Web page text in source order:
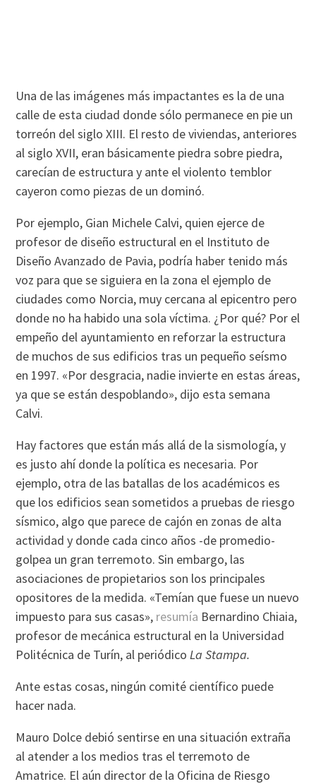
Una de las imágenes más impactantes es la de una
calle de esta ciudad donde sólo permanece en pie un
torreón del siglo XIII. El resto de viviendas, anteriores
al siglo XVII, eran básicamente piedra sobre piedra,
carecían de estructura y ante el violento temblor
cayeron como piezas de un dominó.
Por ejemplo, Gian Michele Calvi, quien ejerce de
profesor de diseño estructural en el Instituto de
Diseño Avanzado de Pavia, podría haber tenido más
voz para que se siguiera en la zona el ejemplo de
ciudades como Norcia, muy cercana al epicentro pero
donde no ha habido una sola víctima. ¿Por qué? Por el
empeño del ayuntamiento en reforzar la estructura
de muchos de sus edificios tras un pequeño seísmo
en 1997. «Por desgracia, nadie invierte en estas áreas,
ya que se están despoblando», dijo esta semana
Calvi.
Hay factores que están más allá de la sismología, y
es justo ahí donde la política es necesaria. Por
ejemplo, otra de las batallas de los académicos es
que los edificios sean sometidos a pruebas de riesgo
sísmico, algo que parece de cajón en zonas de alta
actividad y donde cada cinco años -de promedio-
golpea un gran terremoto. Sin embargo, las
asociaciones de propietarios son los principales
opositores de la medida. «Temían que fuese un nuevo
impuesto para sus casas», resumía Bernardino Chiaia,
profesor de mecánica estructural en la Universidad
Politécnica de Turín, al periódicoLa Stampa.
Ante estas cosas, ningún comité científico puede
hacer nada.
Mauro Dolce debió sentirse en una situación extraña
al atender a los medios tras el terremoto de
Amatrice. El aún director de la Oficina de Riesgo